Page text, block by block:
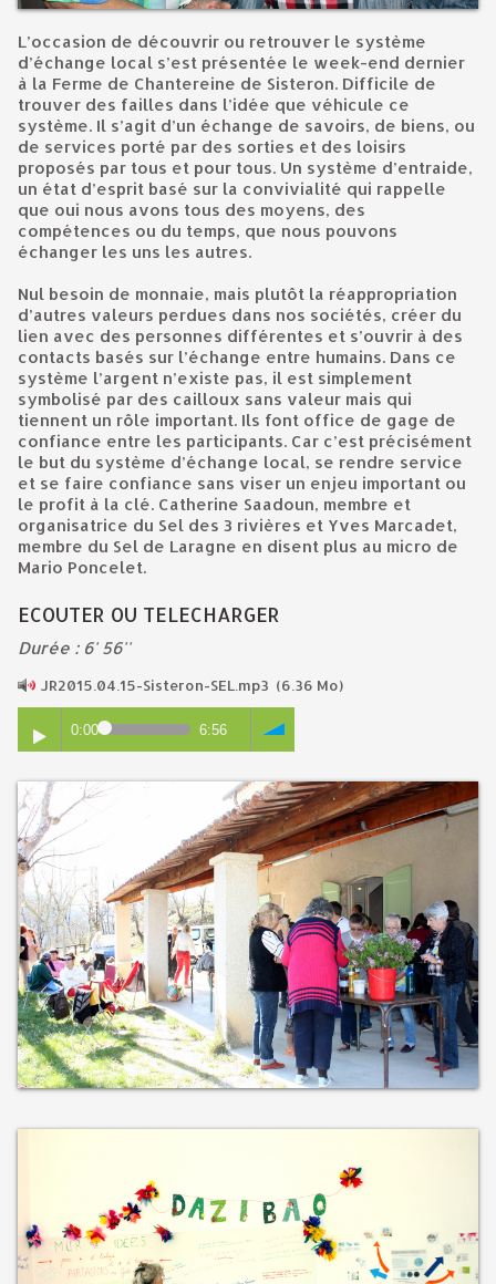
L’occasion de découvrir ou retrouver le système
d’échange local s’est présentée le week-end dernier
à la Ferme de Chantereine de Sisteron. Difficile de
trouver des failles dans l’idée que véhicule ce
système. Il s’agit d’un échange de savoirs, de biens, ou
de services porté par des sorties et des loisirs
proposés par tous et pour tous. Un système d’entraide,
un état d’esprit basé sur la convivialité qui rappelle
que oui nous avons tous des moyens, des
compétences ou du temps, que nous pouvons
échanger les uns les autres.
Nul besoin de monnaie, mais plutôt la réappropriation
d’autres valeurs perdues dans nos sociétés, créer du
lien avec des personnes différentes et s’ouvrir à des
contacts basés sur l’échange entre humains. Dans ce
système l’argent n’existe pas, il est simplement
symbolisé par des cailloux sans valeur mais qui
tiennent un rôle important. Ils font office de gage de
confiance entre les participants. Car c’est précisément
le but du système d’échange local, se rendre service
et se faire confiance sans viser un enjeu important ou
le profit à la clé. Catherine Saadoun, membre et
organisatrice du Sel des 3 rivières et Yves Marcadet,
membre du Sel de Laragne en disent plus au micro de
Mario Poncelet.
ECOUTER OU TELECHARGER
Durée : 6' 56''
JR2015.04.15-Sisteron-SEL.mp3 (6.36 Mo)
0:00 6:56